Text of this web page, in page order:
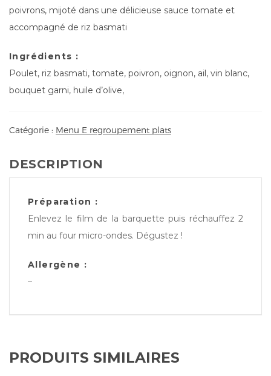
poivrons, mijoté dans une délicieuse sauce tomate et
accompagné de riz basmati
Ingrédients :
Poulet, riz basmati, tomate, poivron, oignon, ail, vin blanc,
bouquet garni, huile d’olive,
Catégorie : Menu E regroupement plats
DESCRIPTION
Préparation :
Enlevez le film de la barquette puis réchauffez 2
min au four micro-ondes. Dégustez !
Allergène :
–
PRODUITS SIMILAIRES